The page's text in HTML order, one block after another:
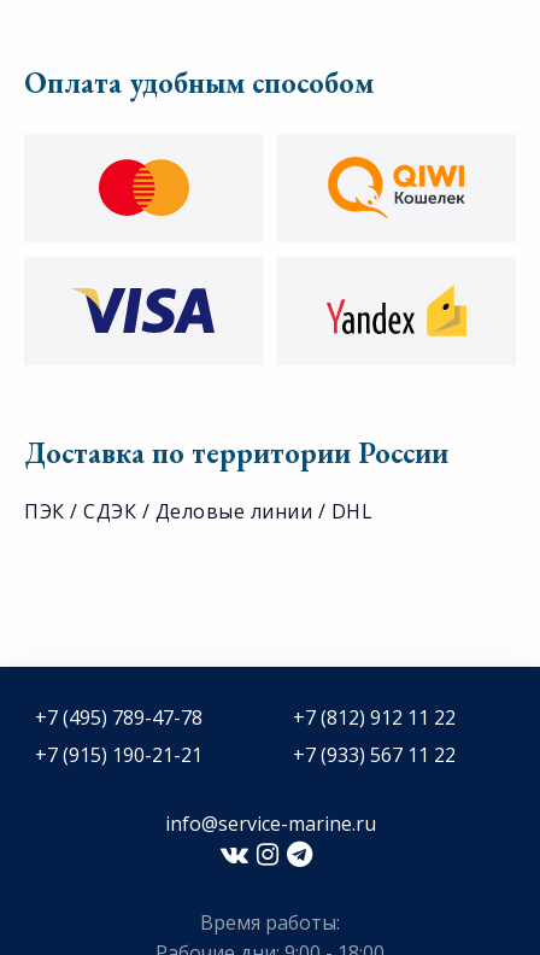
Оплата удобным способом
Доставка по территории России
ПЭК / СДЭК / Деловые линии / DHL
+7 (495) 789-47-78
+7 (812) 912 11 22
+7 (915) 190-21-21
+7 (933) 567 11 22
info@service-marine.ru​​
Время работы: